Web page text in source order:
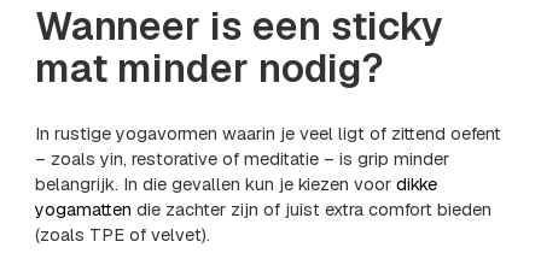
Wanneer is een sticky
mat minder nodig?
In rustige yogavormen waarin je veel ligt of zittend oefent
– zoals yin, restorative of meditatie – is grip minder
belangrijk. In die gevallen kun je kiezen voordikke
yogamatten die zachter zijn of juist extra comfort bieden
(zoals TPE of velvet).